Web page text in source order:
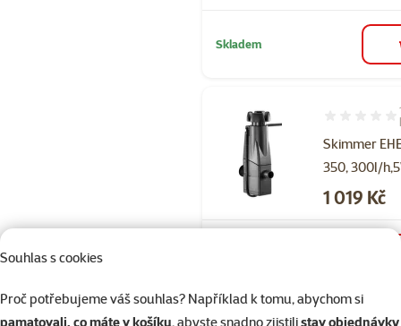
Souhlas s cookies
Proč potřebujeme váš souhlas? Například k tomu, abychom si
pamatovali, co máte v košíku, abyste snadno zjistilistav objednávky
Skladem
Skimmer
350, 300l/
Hodnocení
Cena
1 019 Kč